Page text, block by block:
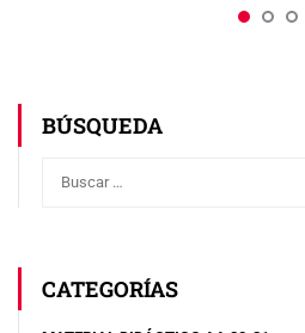
BÚSQUEDA
CATEGORÍAS